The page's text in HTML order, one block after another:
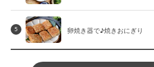
5 卵焼き器で♪焼きおにぎり